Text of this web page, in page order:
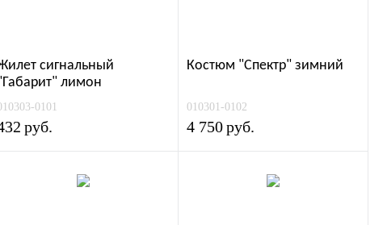
сигнальный
лимон
0101
руб.
Костюм "Спектр" зимний
010301-0102
4 750руб.